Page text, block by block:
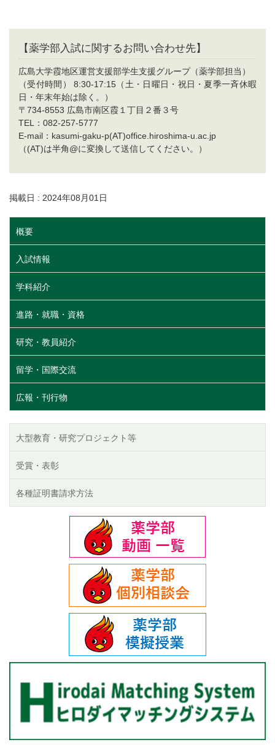
【薬学部入試に関するお問い合わせ先】
広島大学霞地区運営支援部学生支援グループ（薬学部担当）
（受付時間） 8:30-17:15（土・日曜日・祝日・夏季一斉休暇
日・年末年始は除く。）
〒734-8553 広島市南区霞１丁目２番３号
TEL：082-257-5777
E-mail：kasumi-gaku-p(AT)office.hiroshima-u.ac.jp
（(AT)は半角@に変換して送信してください。）
掲載日 : 2024年08月01日
概要
入試情報
学科紹介
進路・就職・資格
研究・教員紹介
留学・国際交流
広報・刊行物
大型教育・研究プロジェクト等
受賞・表彰
各種証明書請求方法